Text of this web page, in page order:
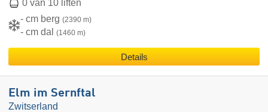
0 van 10 liften
- cm berg (2390 m)
- cm dal (1460 m)
Details
Elm im Sernftal
Zwitserland